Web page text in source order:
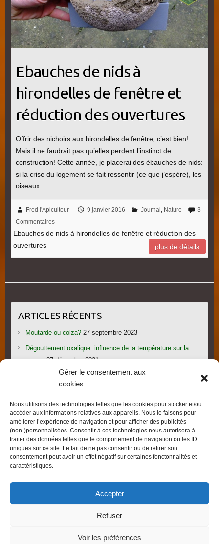
Gérer le consentement aux
cookies
Nous utilisons des technologies telles que les cookies pour stocker et/ou
accéder aux informations relatives aux appareils. Nous le faisons pour
améliorer l’expérience de navigation et pour afficher des publicités
(non-)personnalisées. Consentir à ces technologies nous autorisera à
traiter des données telles que le comportement de navigation ou les ID
uniques sur ce site. Le fait de ne pas consentir ou de retirer son
consentement peut avoir un effet négatif sur certaines fonctonnalités et
caractéristiques.
Accepter
Refuser
Voir les préférences
Ebauches de nids à
hirondelles de fenêtre et
réduction des ouvertures
Offrir des nichoirs aux hirondelles de fenêtre, c’est bien!
Mais il ne faudrait pas qu’elles perdent l’instinct de
construction! Cette année, je placerai des ébauches de nids:
si la crise du logement se fait ressentir (ce que j’espère), les
oiseaux…
Fred l'Apiculteur 9 janvier 2016 Journal Nature
3
Commentaires
Ebauches de nids à hirondelles de fenêtre et réduction des
ouvertures
plus de détails
ARTICLES RÉCENTS
Moutarde ou colza? 27 septembre 2023
Dégouttement oxalique: influence de la température sur la
grappe 27 décembre 2021
Le candi provoque l’essaimage: vraiment?
Les villages provençaux du Pays de Fayence 19 septembre
2021
Sponsorisé par